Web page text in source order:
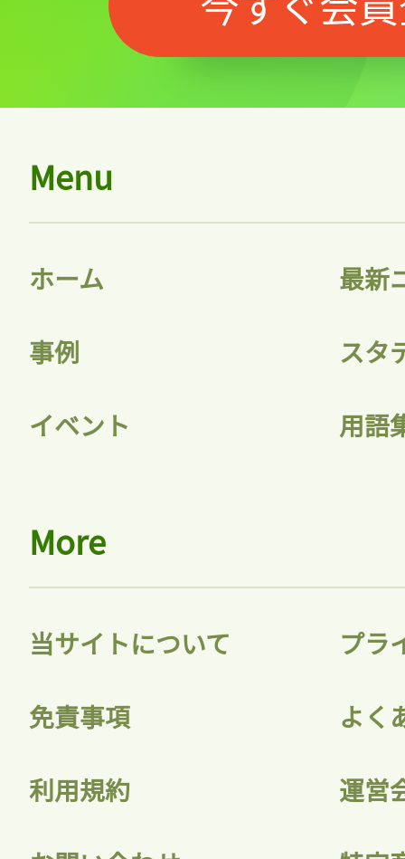
Menu
ホーム 最新
事例 スタ
イベント 用語
More
当サイトについて プラ
免責事項 よく
利用規約 運営